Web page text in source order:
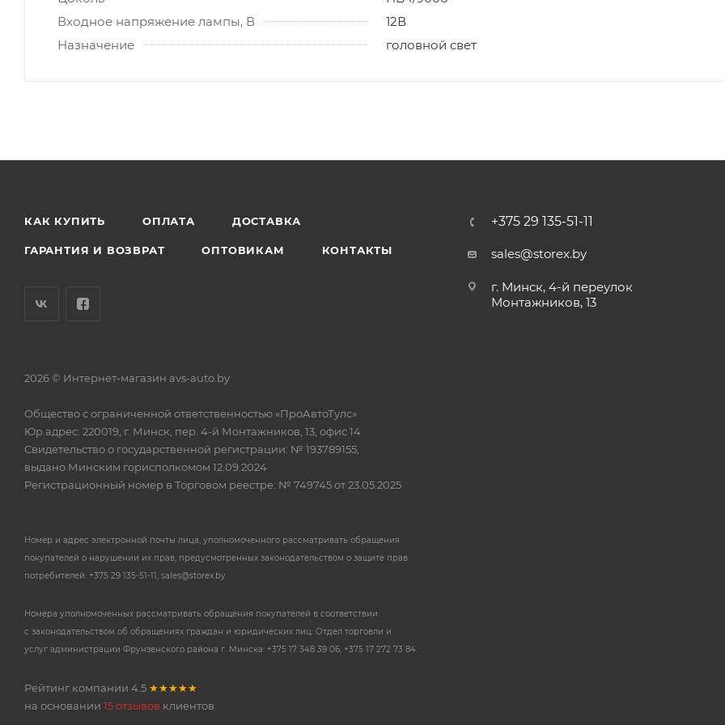
Входное напряжение лампы, В
12В
Назначение
головной свет
КАК КУПИТЬ ОПЛАТА ДОСТАВКА
ГАРАНТИЯ И ВОЗВРАТ ОПТОВИКАМ КОНТАКТЫ
+375 29 135-51-11
sales@storex.by
г. Минск, 4-й переулок
Монтажников, 13
2026 © Интернет-магазин avs-auto.by
Общество с ограниченной ответственностью «ПроАвтоТулс»
Юр.адрес: 220019, г. Минск, пер. 4-й Монтажников, 13, офис 14
Свидетельство о государственной регистрации: № 193789155,
выдано Минским горисполкомом 12.09.2024
Регистрационный номер в Торговом реестре: № 749745 от 23.05.2025
Номер и адрес электронной почты лица, уполномоченного рассматривать обращения
покупателей о нарушении их прав, предусмотренных законодательством о защите прав
потребителей: +375 29 135-51-11, sales@storex.by
Номера уполномоченных рассматривать обращения покупателей в соответствии
с законодательством об обращениях граждан и юридических лиц: Отдел торговли и
услуг администрации Фрунзенского района г. Минска: +375 17 348 39 06, +375 17 272 73 84.
Рейтинг компании 4.5 ★★★★★
на основании 15 отзывов клиентов